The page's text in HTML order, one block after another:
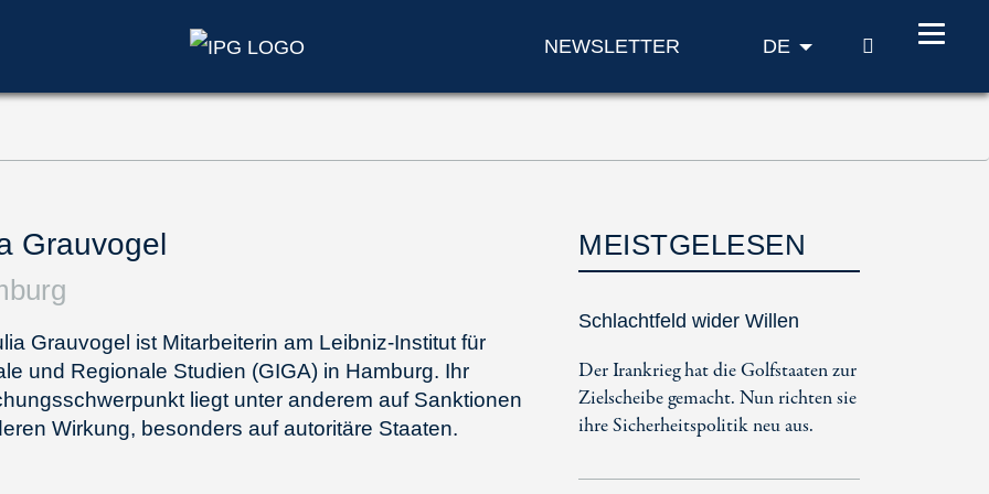
NEWSLETTER DE SUCHE
Grauvogel
Grauvogel ist Mitarbeiterin am Leibniz-Institut für
und Regionale Studien (GIGA) in Hamburg. Ihr
liegt unter anderem auf Sanktionen
Wirkung, besonders auf autoritäre Staaten.
MEISTGELESEN
Schlachtfeld wider Willen
Der Irankrieg hat die Golfstaaten zur
Zielscheibe gemacht. Nun richten sie
ihre Sicherheitspolitik neu aus.